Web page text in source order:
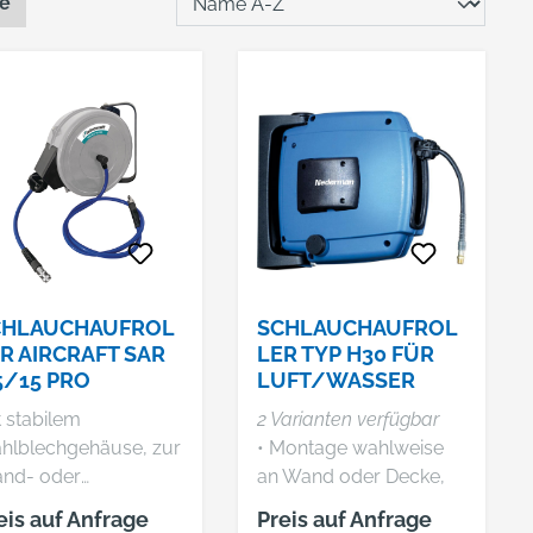
AIRCRAFT SAR
15 PRO
stabilem
zur
oder
Für
auf Anfrage
SCHLAUCHAUFROL
LER TYP H30 FÜR
LUFT/WASSER
2 Varianten verfügbar
• Montage wahlweise
an Wand oder Decke,
Wandkonsole mit
Preis auf Anfrage